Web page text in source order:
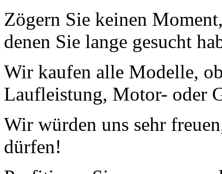
Zögern Sie keinen
denen Sie lange gesucht
Wir kaufen alle Modelle,
Laufleistung, Motor- oder
Wir würden uns sehr
dürfen!